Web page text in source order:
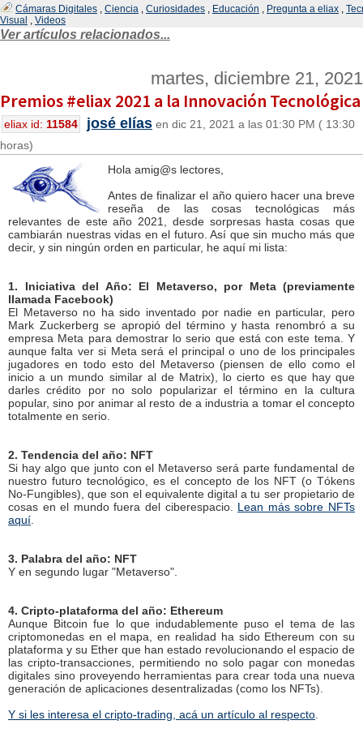
Cámaras Digitales , Ciencia , Curiosidades , Educación , Pregunta a eliax ,
Visual , Videos
Ver artículos relacionados...
martes, diciembre 21, 2021
Premios #eliax 2021 a la Innovación Tecnológica
eliax id: 11584 josé elías en dic 21, 2021 a las 01:30 PM ( 13:30
horas)
Hola amig@s lectores,
Antes de finalizar el año quiero hacer una breve
reseña de las cosas tecnológicas más
relevantes de este año 2021, desde sorpresas hasta cosas que
cambiarán nuestras vidas en el futuro. Así que sin mucho más que
decir, y sin ningún orden en particular, he aquí mi lista:
1. Iniciativa del Año: El Metaverso, por Meta (previamente
llamada Facebook)
El Metaverso no ha sido inventado por nadie en particular, pero
Mark Zuckerberg se apropió del término y hasta renombró a su
empresa Meta para demostrar lo serio que está con este tema. Y
aunque falta ver si Meta será el principal o uno de los principales
jugadores en todo esto del Metaverso (piensen de ello como el
inicio a un mundo similar al de Matrix), lo cierto es que hay que
darles crédito por no solo popularizar el término en la cultura
popular, sino por animar al resto de a industria a tomar el concepto
totalmente en serio.
2. Tendencia del año: NFT
Si hay algo que junto con el Metaverso será parte fundamental de
nuestro futuro tecnológico, es el concepto de los NFT (o Tókens
No-Fungibles), que son el equivalente digital a tu ser propietario de
cosas en el mundo fuera del ciberespacio. Lean más sobre NFTs
aquí
3. Palabra del año: NFT
Y en segundo lugar "Metaverso".
4. Cripto-plataforma del año: Ethereum
Aunque Bitcoin fue lo que indudablemente puso el tema de las
criptomonedas en el mapa, en realidad ha sido Ethereum con su
plataforma y su Ether que han estado revolucionando el espacio de
las cripto-transacciones, permitiendo no solo pagar con monedas
digitales sino proveyendo herramientas para crear toda una nueva
generación de aplicaciones desentralizadas (como los NFTs).
Y si les interesa el cripto-trading, acá un artículo al respecto